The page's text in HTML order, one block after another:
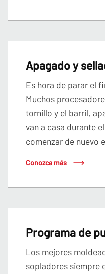
Apagado y
Es hora de parar el
Muchos
tornillo y el barril,
van a casa durante
comenzar de nuevo
Conozca más
Programa de
Los mejores
sopladores siempre